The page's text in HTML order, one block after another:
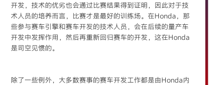
开发，技术的优劣也会通过比赛结果得到证明，因此对于技
术人员的培养而言，比赛才是最好的训练场。在Honda，那
些参与赛车引擎和赛车开发的技术人员，会在后续的量产车
开发中发挥作用，然后再重新回归赛车的开发，这在Honda
是司空见惯的。
除了一些例外，大多数赛事的赛车开发工作都是由Honda内